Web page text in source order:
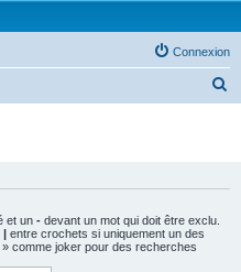
Connexion
e
et un - devant un mot qui doit être exclu.
| entre crochets si uniquement un des
comme joker pour des recherches